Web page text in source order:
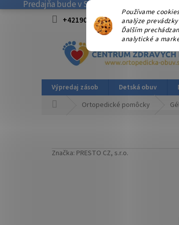
Používame
analýze
Ďalším
analytické a
Predajňa bude v SOBOTU 08.08.2026
+421908915827 od 15:00-17:00
Výpredaj zásob Detská obuv
Ortopedické pomôcky
Značka: PRESTO CZ, s.r.o.